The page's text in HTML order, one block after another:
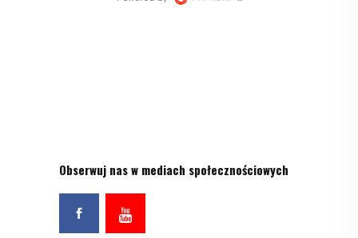
Obserwuj nas w mediach społecznościowych